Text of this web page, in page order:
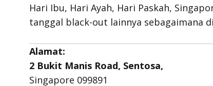
Hari Ibu, Hari Ayah, Hari Paskah,
tanggal black-out lainnya sebagaimana
Alamat:
2 Bukit Manis Road, Sentosa,
Singapore 099891